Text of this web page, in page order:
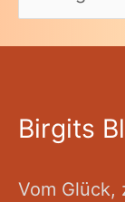
Birgits
Vom Glück,